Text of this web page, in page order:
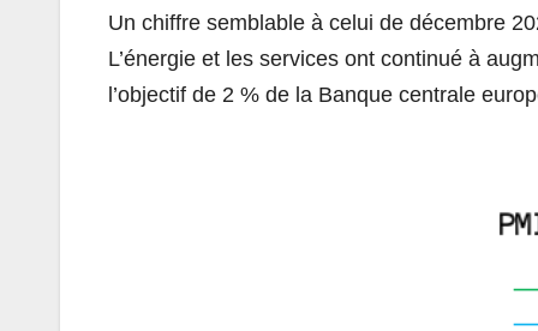
Un chiffre semblable à celui de décembre
L’énergie et les services ont continué à
l’objectif de 2 % de la Banque centrale